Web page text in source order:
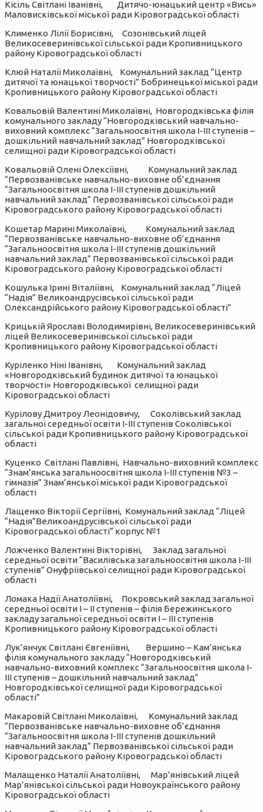
Кісіль Світлані Іванівні, Дитячо-юнацький центр «Вись»
Маловисківської міської ради Кіровоградської області
Клименко Лілії Борисівні, Созонівський ліцей
Великосеверинівської сільської ради Кропивницького
району Кіровоградської області
Клюй Наталії Миколаївні, Комунальний заклад “Центр
дитячої та юнацької творчості” Бобринецької міської ради
Кропивницького району Кіровоградської області
Ковальовій Валентині Миколаївні, Новгородківська філія
комунального закладу “Новгородківський навчально-
виховний комплекс “Загальноосвітня школа І-ІІІ ступенів –
дошкільний навчальний заклад” Новгородківської
селищної ради Кіровоградської області
Ковальовій Олені Олексіївні, Комунальний заклад
“Первозванівське навчально-виховне об’єднання
“Загальноосвітня школа І-ІІІ ступенів дошкільний
навчальний заклад” Первозванівської сільської ради
Кіровоградського району Кіровоградської області
Кошетар Марині Миколаївні, Комунальний заклад
“Первозванівське навчально-виховне об’єднання
“Загальноосвітня школа І-ІІІ ступенів дошкільний
навчальний заклад” Первозванівської сільської ради
Кіровоградського району Кіровоградської області
Кошулька Ірині Віталіївні, Комунальний заклад “Ліцей
“Надія” Великоандрусівської сільської ради
Олександрійського району Кіровоградської області”
Крицькій Ярославі Володимирівні, Великосеверинівський
ліцей Великосеверинівської сільської ради
Кропивницького району Кіровоградської області
Куріленко Ніні Іванівні, Комунальний заклад
«Новгородківський будинок дитячої та юнацької
творчості» Новгородківської селищної ради
Кіровоградської області
Курілову Дмитроу Леонідовичу, Соколівський заклад
загальної середньої освіти І-ІІІ ступенів Соколівської
сільської ради Кропивницького району Кіровоградської
області
Куценко Світлані Павлівні, Навчально-виховний комплекс
“Знам’янська загальноосвітня школа І-ІІІ ступенів №3 –
гімназія” Знам’янської міської ради Кіровоградської
області
Лащенко Вікторії Сергіївні, Комунальний заклад “Ліцей
“Надія”Великоандрусівської сільської ради
Кіровоградської області” корпус №1
Ложченко Валентині Вікторівні, Заклад загальної
середньої освіти “Василівська загальноосвітня школа І-ІІІ
ступенів” Онуфріївської селищної ради Кіровоградської
області
Ломака Надії Анатоліївні, Покровський заклад загальної
середньої освіти І – ІІ ступенів – філія Бережинського
закладу загальної середньої освіти І – ІІІ ступенів
Кропивницького району Кіровоградської області
Лук’янчук Світлані Євгеніївні, Вершино – Кам’янська
філія комунального закладу “Новгородківський
навчально-виховний комплекс “Загальноосвітня школа І-
ІІІ ступенів – дошкільний навчальний заклад”
Новгородківської селищної ради Кіровоградської
області”
Макаровій Світлані Миколаївні, Комунальний заклад
“Первозванівське навчально-виховне об’єднання
“Загальноосвітня школа І-ІІІ ступенів дошкільний
навчальний заклад” Первозванівської сільської ради
Кіровоградського району Кіровоградської області
Малащенко Наталії Анатоліївні, Мар’янівський ліцей
Мар’янівської сільської ради Новоукраїнського району
Кіровоградської області